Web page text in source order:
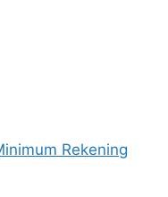
Rekening